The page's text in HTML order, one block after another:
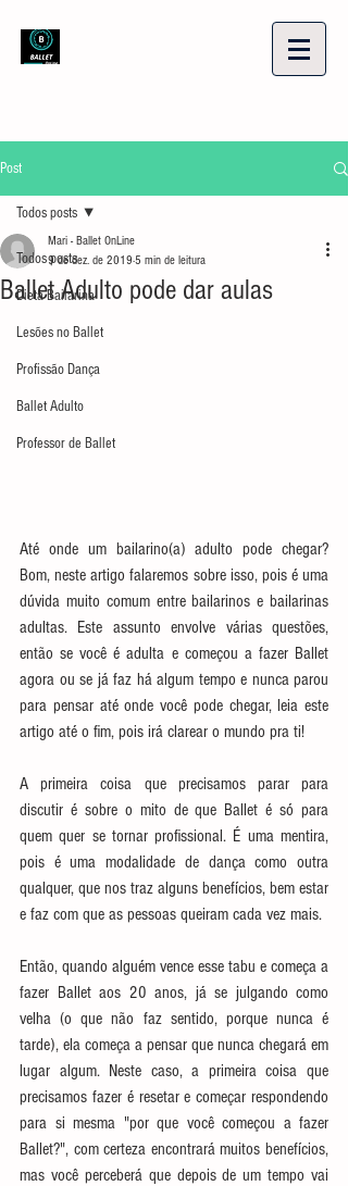
Post
Todos posts
Dieta Bailarina
Lesões no Ballet
Profissão Dança
Ballet Adulto
Professor de Ballet
Todos posts
Ballet Adulto pode dar aulas
Mari - Ballet OnLine
9 de dez. de 2019 5 min de leitura
Até onde um bailarino(a) adulto pode chegar?
Bom, neste artigo falaremos sobre isso, pois é uma
dúvida muito comum entre bailarinos e bailarinas
adultas. Este assunto envolve várias questões,
então se você é adulta e começou a fazer Ballet
agora ou se já faz há algum tempo e nunca parou
para pensar até onde você pode chegar, leia este
artigo até o fim, pois irá clarear o mundo pra ti!
A primeira coisa que precisamos parar para
discutir é sobre o mito de que Ballet é só para
quem quer se tornar profissional. É uma mentira,
pois é uma modalidade de dança como outra
qualquer, que nos traz alguns benefícios, bem estar
e faz com que as pessoas queiram cada vez mais.
Então, quando alguém vence esse tabu e começa a
fazer Ballet aos 20 anos, já se julgando como
velha (o que não faz sentido, porque nunca é
tarde), ela começa a pensar que nunca chegará em
lugar algum. Neste caso, a primeira coisa que
precisamos fazer é resetar e começar respondendo
para si mesma "por que você começou a fazer
Ballet?", com certeza encontrará muitos benefícios,
mas você perceberá que depois de um tempo vai